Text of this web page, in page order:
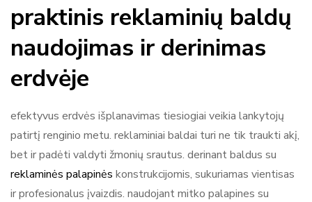
praktinis reklaminių baldų
naudojimas ir derinimas
erdvėje
efektyvus erdvės išplanavimas tiesiogiai veikia lankytojų
patirtį renginio metu. reklaminiai baldai turi ne tik traukti akį,
bet ir padėti valdyti žmonių srautus. derinant baldus su
reklaminės palapinės konstrukcijomis, sukuriamas vientisas
ir profesionalus įvaizdis. naudojant mitko palapines su